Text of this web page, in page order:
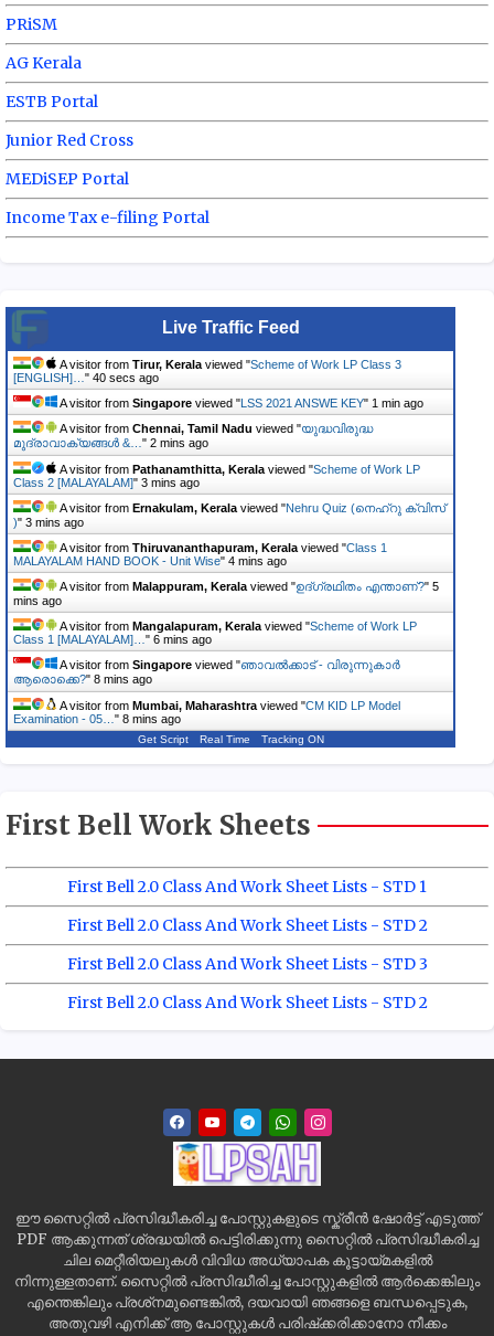
PRiSM
AG Kerala
ESTB Portal
Junior Red Cross
MEDiSEP Portal
Income Tax e-filing Portal
Live Traffic Feed
A visitor from Tirur, Kerala viewed "Scheme of Work LP Class 3
[ENGLISH]… " 41 secs ago
A visitor from Singapore viewed "LSS 2021 ANSWE KEY" 1 min ago
A visitor from Chennai, Tamil Nadu viewed "യുദ്ധവിരുദ്ധ
മുദ്രാവാക്യങ്ങൾ &… " 2 mins ago
A visitor from Pathanamthitta, Kerala viewed "Scheme of Work LP
Class 2 [MALAYALAM]" 3 mins ago
A visitor from Ernakulam, Kerala viewed "Nehru Quiz (നെഹ്‌റു ക്വിസ്
)" 3 mins ago
A visitor from Thiruvananthapuram, Kerala viewed "Class 1
MALAYALAM HAND BOOK - Unit Wise" 4 mins ago
A visitor from Malappuram, Kerala viewed "ഉദ്ഗ്രഥിതം എന്താണ്?" 5
mins ago
A visitor from Mangalapuram, Kerala viewed "Scheme of Work LP
Class 1 [MALAYALAM]… " 7 mins ago
A visitor from Singapore viewed "ഞാവൽക്കാട് - വിരുന്നുകാർ
ആരൊക്കെ?" 8 mins ago
A visitor from Mumbai, Maharashtra viewed "CM KID LP Model
Examination - 05… " 8 mins ago
Get Script Real Time Tracking ON
First Bell Work Sheets
First Bell 2.0 Class And Work Sheet Lists - STD 1
First Bell 2.0 Class And Work Sheet Lists - STD 2
First Bell 2.0 Class And Work Sheet Lists - STD 3
First Bell 2.0 Class And Work Sheet Lists - STD 2
ഈ സൈറ്റിൽ പ്രസിദ്ധീകരിച്ച പോസ്റ്റുകളുടെ സ്ക്രീൻ ഷോർട്ട് എടുത്ത്
PDF ആക്കുന്നത് ശ്രദ്ധയിൽ പെട്ടിരിക്കുന്നു സൈറ്റിൽ പ്രസിദ്ധീകരിച്ച
ചില മെറ്റീരിയലുകൾ വിവിധ അധ്യാപക കൂട്ടായ്മകളിൽ
നിന്നുള്ളതാണ്. സൈറ്റിൽ പ്രസിദ്ധീരിച്ച പോസ്റ്റുകളിൽ ആർക്കെങ്കിലും
എന്തെങ്കിലും പ്രശ്‌നമുണ്ടെങ്കിൽ, ദയവായി ഞങ്ങളെ ബന്ധപ്പെടുക,
അതുവഴി എനിക്ക് ആ പോസ്റ്റുകൾ പരിഷ്‌ക്കരിക്കാനോ നീക്കം